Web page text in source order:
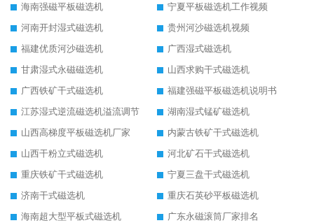
海南强磁平板磁选机
宁夏平板磁选机工作视频
河南开封湿式磁选机
贵州河沙磁选机视频
福建优质河沙磁选机
广西湿式磁选机
甘肃湿式永磁磁选机
山西求购干式磁选机
广西铁矿干式磁选机
福建强磁平板磁选机说明书
江苏湿式逆流磁选机溢流调节
湖南湿式锰矿磁选机
山西高梯度平板磁选机厂家
内蒙古铁矿干式磁选机
山西干粉立式磁选机
河北矿石干式磁选机
重庆铁矿干式磁选机
宁夏三盘干式磁选机
济南干式磁选机
重庆石英砂平板磁选机
海南超大型平板式磁选机
广东永磁滚筒厂家排名